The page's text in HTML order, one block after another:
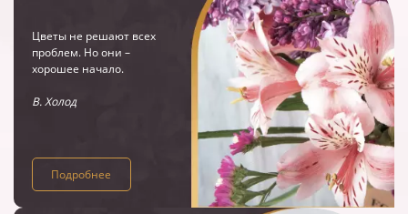
Цветы не решают всех
проблем. Но они –
хорошее начало.
В. Холод
Подробнее